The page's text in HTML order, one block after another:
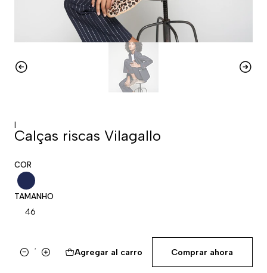
|
Calças riscas Vilagallo
COR
TAMANHO
46
Cantidad
Agregar al carro Comprar ahora